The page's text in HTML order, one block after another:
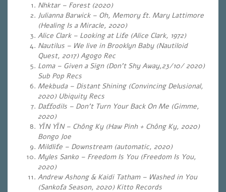
Nhktar – Forest (2020)
Julianna Barwick – Oh, Memory ft. Mary Lattimore
(Healing Is a Miracle, 2020)
Alice Clark – Looking at Life (Alice Clark, 1972)
Nautilus – We live in Brooklyn Baby (Nautiloid
Quest, 2017) Agogo Rec
Loma – Given a Sign (Don’t Shy Away,23/10/ 2020)
Sub Pop Recs
Mekbuda – Distant Shining (Convincing Delusional,
2020) Ubiquity Recs
Daffodils – Don’t Turn Your Back On Me (Gimme,
2020)
YĪN YĪN – Chông Ky (Haw Pinh + Chông Ky, 2020)
Bongo Joe
Mildlife – Downstream (automatic, 2020)
Myles Sanko – Freedom Is You (Freedom Is You,
2020)
Andrew Ashong & Kaidi Tatham – Washed in You
(Sankofa Season, 2020) Kitto Records